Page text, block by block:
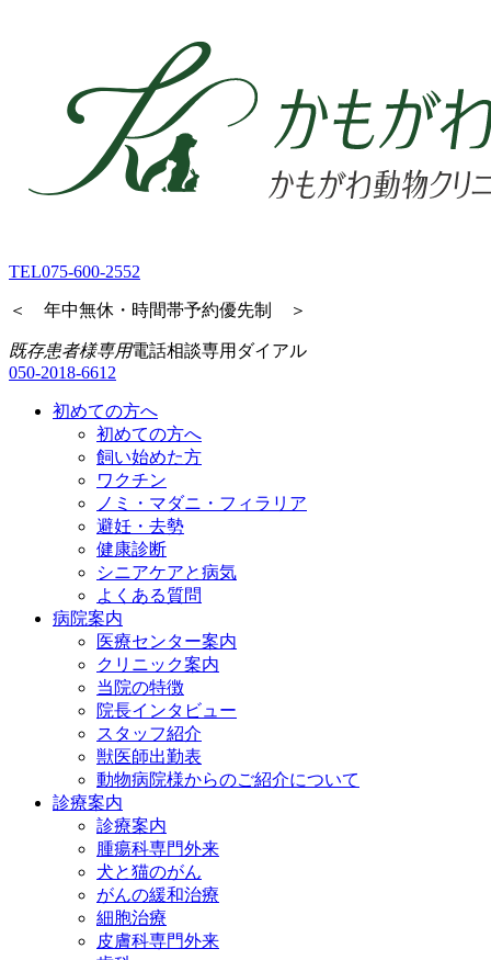
TEL075-600-2552
＜ 年中無休・時間帯予約優先制 ＞
既存患者様専用電話相談専用ダイアル
050-2018-6612
初めての方へ
初めての方へ
飼い始めた方
ワクチン
ノミ・マダニ・フィラリア
避妊・去勢
健康診断
シニアケアと病気
よくある質問
病院案内
医療センター案内
クリニック案内
当院の特徴
院長インタビュー
スタッフ紹介
獣医師出勤表
動物病院様からのご紹介について
診療案内
診療案内
腫瘍科専門外来
犬と猫のがん
がんの緩和治療
細胞治療
皮膚科専門外来